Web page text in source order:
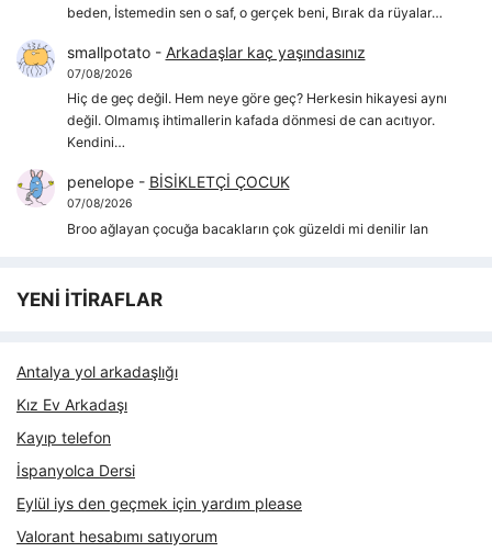
beden, İstemedin sen o saf, o gerçek beni, Bırak da rüyalar…
smallpotato- Arkadaşlar kaç yaşındasınız
07/08/2026
Hiç de geç değil. Hem neye göre geç? Herkesin hikayesi aynı
değil. Olmamış ihtimallerin kafada dönmesi de can acıtıyor.
Kendini…
penelope- BİSİKLETÇİ ÇOCUK
07/08/2026
Broo ağlayan çocuğa bacakların çok güzeldi mi denilir lan
YENİ İTİRAFLAR
Antalya yol arkadaşlığı
Kız Ev Arkadaşı
Kayıp telefon
İspanyolca Dersi
Eylül iys den geçmek için yardım please
Valorant hesabımı satıyorum